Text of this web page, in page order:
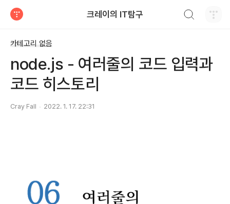
크레이의 IT탐구
카테고리 없음
node.js - 여러줄의 코드 입력과
코드 히스토리
Cray Fall 2022. 1. 17. 22:31